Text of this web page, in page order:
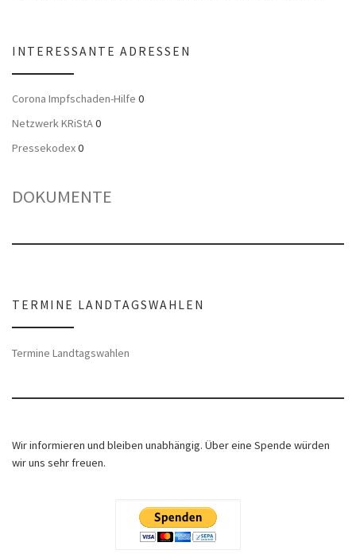
INTERESSANTE ADRESSEN
Corona Impfschaden-Hilfe 0
Netzwerk KRiStA0
Pressekodex0
DOKUMENTE
TERMINE LANDTAGSWAHLEN
Termine Landtagswahlen
Wir informieren und bleiben unabhängig. Über eine Spende würden
wir uns sehr freuen.